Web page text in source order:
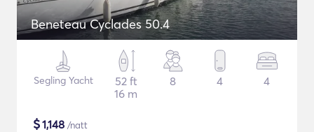
Beneteau Cyclades 50.4
Segling Yacht
52 ft
16 m
8 4 4
$1,148 /natt